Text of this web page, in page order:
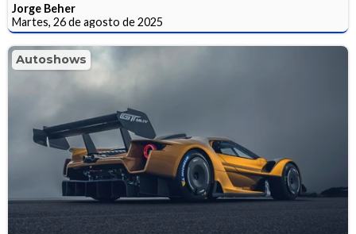
Jorge Beher
Martes, 26 de agosto de 2025
Autoshows